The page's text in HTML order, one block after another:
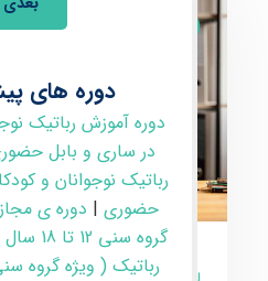
رباتیک و مکاترونیک
دوره های
دوره آموزش رباتیک
در ساری و بابل
رباتیک نوجوانان و
حضوری | دوره ی
گروه سنی 12 تا 18 سال )
رباتیک ( ویژه گروه سنی 7 تا 11